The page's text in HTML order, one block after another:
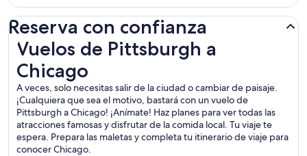
Reserva con confianza
Vuelos de Pittsburgh a
Chicago
A veces, solo necesitas salir de la ciudad o cambiar de paisaje.
¡Cualquiera que sea el motivo, bastará con un vuelo de
Pittsburgh a Chicago! ¡Anímate! Haz planes para ver todas las
atracciones famosas y disfrutar de la comida local. Tu viaje te
espera. Prepara las maletas y completa tu itinerario de viaje para
conocer Chicago.
Vuelos de Pittsburgh a Chicago